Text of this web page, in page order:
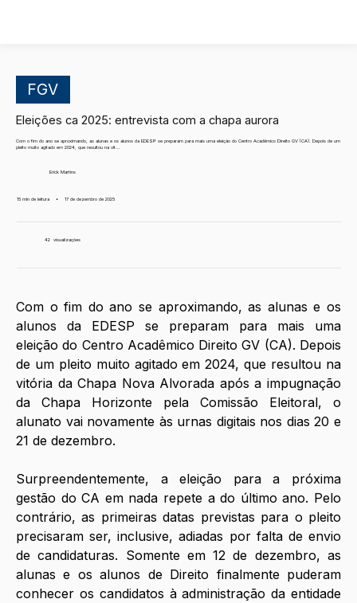
FGV
Eleições ca 2025: entrevista com a chapa aurora
Com o fim do ano se aproximando, as alunas e os alunos da EDESP se preparam para mais uma eleição do Centro Acadêmico Direito GV (CA). Depois de um
pleito muito agitado em 2024, que resultou na vit...
Erick Martins
15 min de leitura • 17 de dezembro de 2025
42 visualizações
Com o fim do ano se aproximando, as alunas e os
alunos da EDESP se preparam para mais uma
eleição do Centro Acadêmico Direito GV (CA). Depois
de um pleito muito agitado em 2024, que resultou na
vitória da Chapa Nova Alvorada após a impugnação
da Chapa Horizonte pela Comissão Eleitoral, o
alunato vai novamente às urnas digitais nos dias 20 e
21 de dezembro.
Surpreendentemente, a eleição para a próxima
gestão do CA em nada repete a do último ano. Pelo
contrário, as primeiras datas previstas para o pleito
precisaram ser, inclusive, adiadas por falta de envio
de candidaturas. Somente em 12 de dezembro, as
alunas e os alunos de Direito finalmente puderam
conhecer os candidatos à administração da entidade